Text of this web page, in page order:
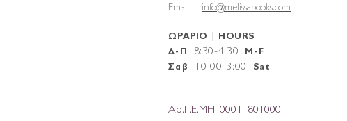
Email info@melissabooks.com
ΩΡΑΡΙΟ | HOURS
Δ-Π
8:30-4:30 M-F
Σαβ
10 :00-3:00 Sat
Αρ.Γ.Ε.ΜΗ: 00011801000